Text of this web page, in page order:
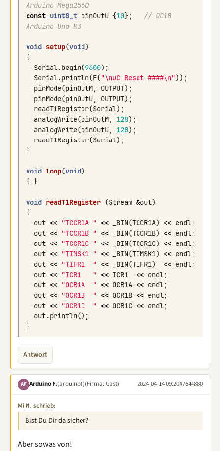
Arduino Mega2560
const uint8_t pinOutU {10};
// OC1B
Arduino Uno R3
void setup(void)
{
Serial .begin(9600);
Serial .println(F("\nuC Reset ####\n"));
pinMode(pinOutM OUTPUT);
pinMode(pinOutU OUTPUT);
readT1Register(Serial);
analogWrite(pinOutM 128);
analogWrite(pinOutU 128);
readT1Register(Serial);
}
void loop(void)
{ }
void readT1Register (Stream &out)
{
out << "TCCR1A " << _BIN(TCCR1A) << endl ;
out << "TCCR1B " << _BIN(TCCR1B) << endl ;
out << "TCCR1C " << _BIN(TCCR1C) << endl ;
out << "TIMSK1 " << _BIN(TIMSK1) << endl ;
out << "TIFR1  " << _BIN(TIFR1) << endl ;
out << "ICR1   " << ICR1 << endl ;
out << "OCR1A  " << OCR1A << endl ;
out << "OCR1B  " << OCR1B << endl ;
out << "OCR1C  " << OCR1C << endl ;
out.println();
}
Antwort
AF Arduino F.(arduinof)(Firma: Gast) 2024-04-14 09:20#7644880
Mi N. schrieb:
Bist Du Dir da sicher?
Aber sowas von!